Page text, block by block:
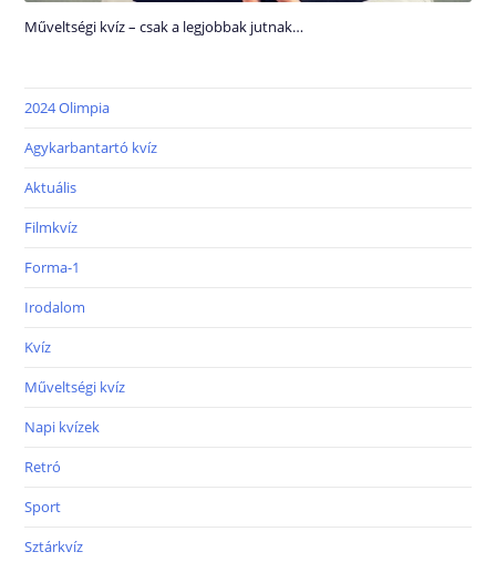
Műveltségi kvíz – csak a legjobbak jutnak…
2024 Olimpia
Agykarbantartó kvíz
Aktuális
Filmkvíz
Forma-1
Irodalom
Kvíz
Műveltségi kvíz
Napi kvízek
Retró
Sport
Sztárkvíz